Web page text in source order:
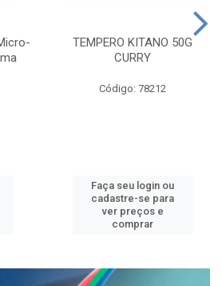
TEMPERO KITANO 50G
CURRY
Código: 78212
Faça seu login ou
cadastre-se para
ver preços e
comprar